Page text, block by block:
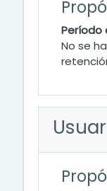
Período
No se